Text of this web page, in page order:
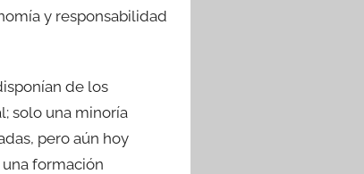
y responsabilidad
de los
solo una minoría
pero aún hoy
formación